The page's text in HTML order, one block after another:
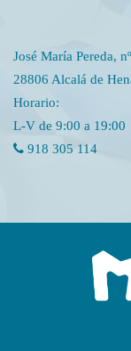
José María Pereda,
28806 Alcalá de
Horario:
L-V de 9:00 a 19:00
918 305 114